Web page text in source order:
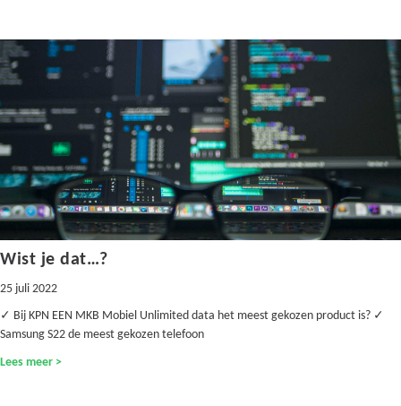
Wist je dat…?
25 juli 2022
✓ Bij KPN EEN MKB Mobiel Unlimited data het meest gekozen product is? ✓
Samsung S22 de meest gekozen telefoon
Lees meer >